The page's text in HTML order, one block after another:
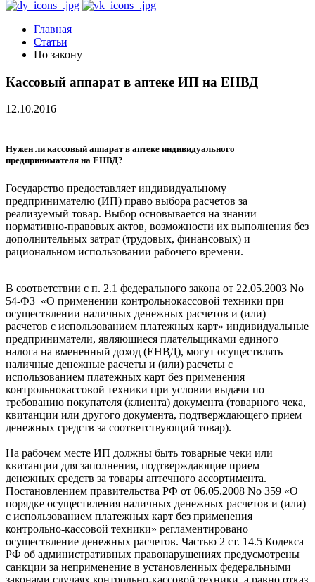
Главная
Статьи
По закону
Кассовый аппарат в аптеке ИП на ЕНВД
12.10.2016
Нужен ли кассовый аппарат в аптеке индивидуального
предпринимателя на ЕНВД?
Государство предоставляет индивидуальному
предпринимателю (ИП) право выбора расчетов за
реализуемый товар. Выбор основывается на знании
нормативно-правовых актов, возможности их выполнения без
дополнительных затрат (трудовых, финансовых) и
рациональном использовании рабочего времени.
В соответствии с п. 2.1 федерального закона от 22.05.2003 No
54-ФЗ «О применении контрольнокассовой техники при
осуществлении наличных денежных расчетов и (или)
расчетов с использованием платежных карт» индивидуальные
предприниматели, являющиеся плательщиками единого
налога на вмененный доход (ЕНВД), могут осуществлять
наличные денежные расчеты и (или) расчеты с
использованием платежных карт без применения
контрольнокассовой техники при условии выдачи по
требованию покупателя (клиента) документа (товарного чека,
квитанции или другого документа, подтверждающего прием
денежных средств за соответствующий товар).
На рабочем месте ИП должны быть товарные чеки или
квитанции для заполнения, подтверждающие прием
денежных средств за товары аптечного ассортимента.
Постановлением правительства РФ от 06.05.2008 No 359 «О
порядке осуществления наличных денежных расчетов и (или)
с использованием платежных карт без применения
контрольно-кассовой техники» регламентировано
осуществление денежных расчетов. Частью 2 ст. 14.5 Кодекса
РФ об административных правонарушениях предусмотрены
санкции за неприменение в установленных федеральными
законами случаях контрольно-кассовой техники, а равно отказ